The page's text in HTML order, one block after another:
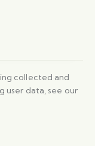
collected and
user data, see our